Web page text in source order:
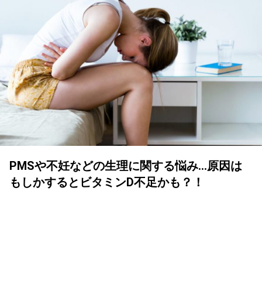
PMSや不妊などの生理に関する悩み…原因は
もしかするとビタミンD不足かも？！